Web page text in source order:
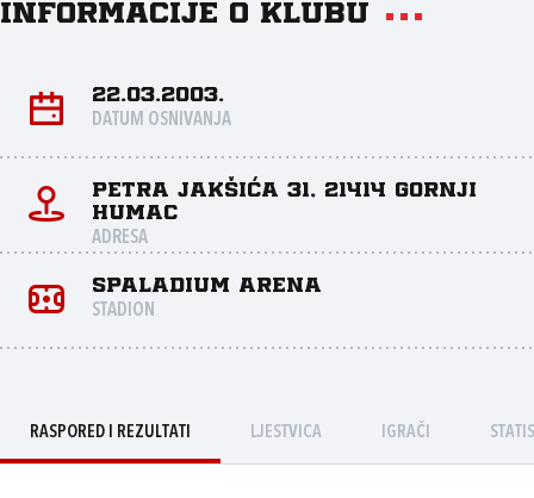
Informacije o klubu
22.03.2003.
DATUM OSNIVANJA
Petra Jakšića 31, 21414 Gornji
Humac
ADRESA
Spaladium Arena
STADION
RASPORED I REZULTATI LJESTVICA IGRAČI